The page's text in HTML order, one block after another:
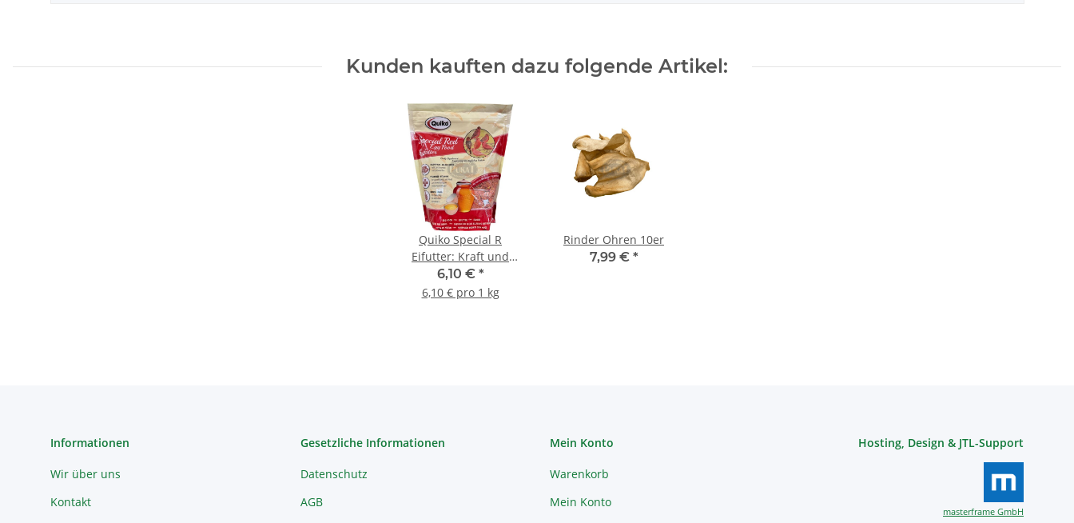
Kunden kauften dazu folgende Artikel:
Quiko Special R
Eifutter: Kraft und
Aufzuchtfutter für alle
rotgrundigen
6,10 € *
6,10 € pro 1 kg
Rinder Ohren 10er
7,99 € *
Informationen
Wir über uns
Kontakt
Gesetzliche Informationen
Datenschutz
AGB
Mein Konto
Warenkorb
Mein Konto
Hosting, Design & JTL-Support
masterframe GmbH